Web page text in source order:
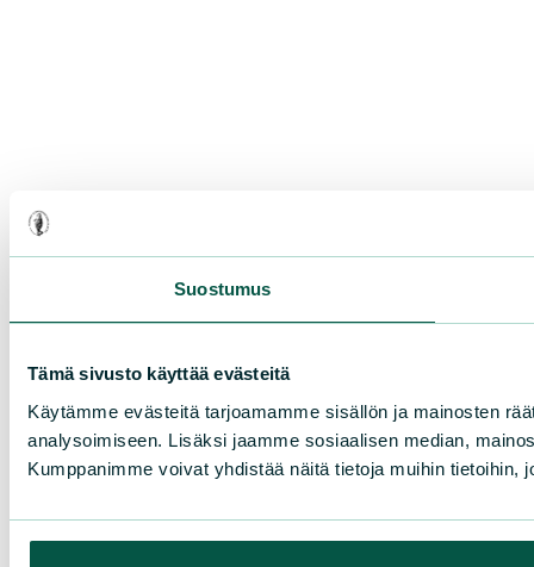
Suostumus
Tämä sivusto käyttää evästeitä
Käytämme evästeitä tarjoamamme sisällön ja mainosten
analysoimiseen. Lisäksi jaamme sosiaalisen median,
Kumppanimme voivat yhdistää näitä tietoja muihin tietoihin,